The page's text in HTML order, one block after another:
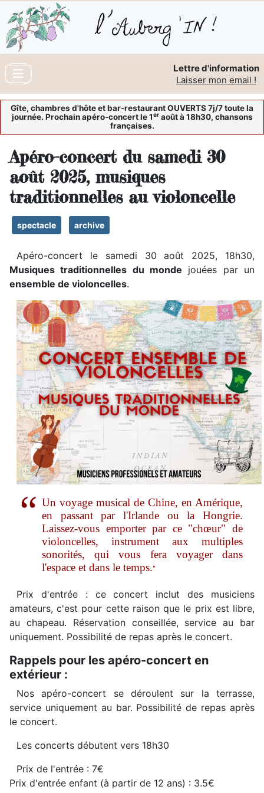
Lettre d'information
Laisser mon email !
Gîte, chambres d'hôte et bar-restaurant OUVERTS 7j/7 toute la
journée. Prochain apéro-concert le 1eraoût à 18h30, chansons
françaises.
Apéro-concert du samedi 30
août 2025, musiques
traditionnelles au violoncelle
spectacle archive
Apéro-concert le samedi 30 août 2025, 18h30,
Musiques traditionnelles du monde jouées par un
ensemble de violoncelles.
Un voyage musical de Chine, en Amérique,
en passant par l'Irlande ou la Hongrie.
Laissez-vous emporter par ce "chœur" de
violoncelles, instrument aux multiples
sonorités, qui vous fera voyager dans
l'espace et dans le temps."
Prix d'entrée : ce concert inclut des musiciens
amateurs, c'est pour cette raison que le prix est libre,
au chapeau. Réservation conseillée, service au bar
uniquement. Possibilité de repas après le concert.
Rappels pour les apéro-concert en
extérieur :
Nos apéro-concert se déroulent sur la terrasse,
service uniquement au bar. Possibilité de repas après
le concert.
Les concerts débutent vers 18h30
Prix de l'entrée : 7€
Prix d'entrée enfant (à partir de 12 ans) : 3.5€